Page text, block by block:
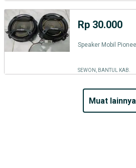
Rp 30.000
SEWON, BANTUL KAB.
muat lainnya